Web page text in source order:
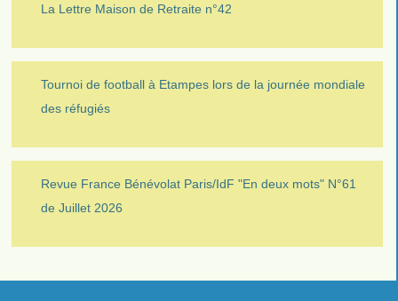
La Lettre Maison de Retraite n°42
Tournoi de football à Etampes lors de la journée mondiale
des réfugiés
Revue France Bénévolat Paris/IdF "En deux mots" N°61
de Juillet 2026